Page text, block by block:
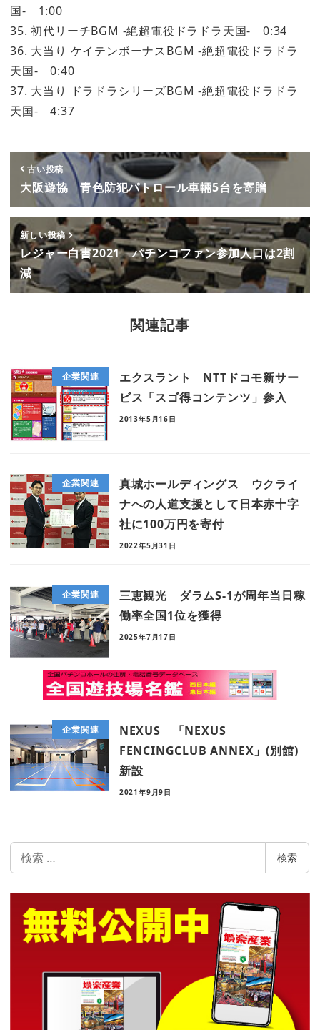
国- 1:00
35. 初代リーチBGM -絶超電役ドラドラ天国- 0:34
36. 大当り ケイテンボーナスBGM -絶超電役ドラドラ
天国- 0:40
37. 大当り ドラドラシリーズBGM -絶超電役ドラドラ
天国- 4:37
古い投稿
大阪遊協 青色防犯パトロール車輛5台を寄贈
新しい投稿
レジャー白書2021 パチンコファン参加人口は2割
減
関連記事
企業関連
エクスラント NTTドコモ新サー
ビス「スゴ得コンテンツ」参入
2013年5月16日
企業関連
真城ホールディングス ウクライ
ナへの人道支援として日本赤十字
社に100万円を寄付
2022年5月31日
企業関連
三恵観光 ダラムS-1が周年当日稼
働率全国1位を獲得
2025年7月17日
企業関連
NEXUS 「NEXUS
FENCINGCLUB ANNEX」(別館)
新設
2021年9月9日
索
検索